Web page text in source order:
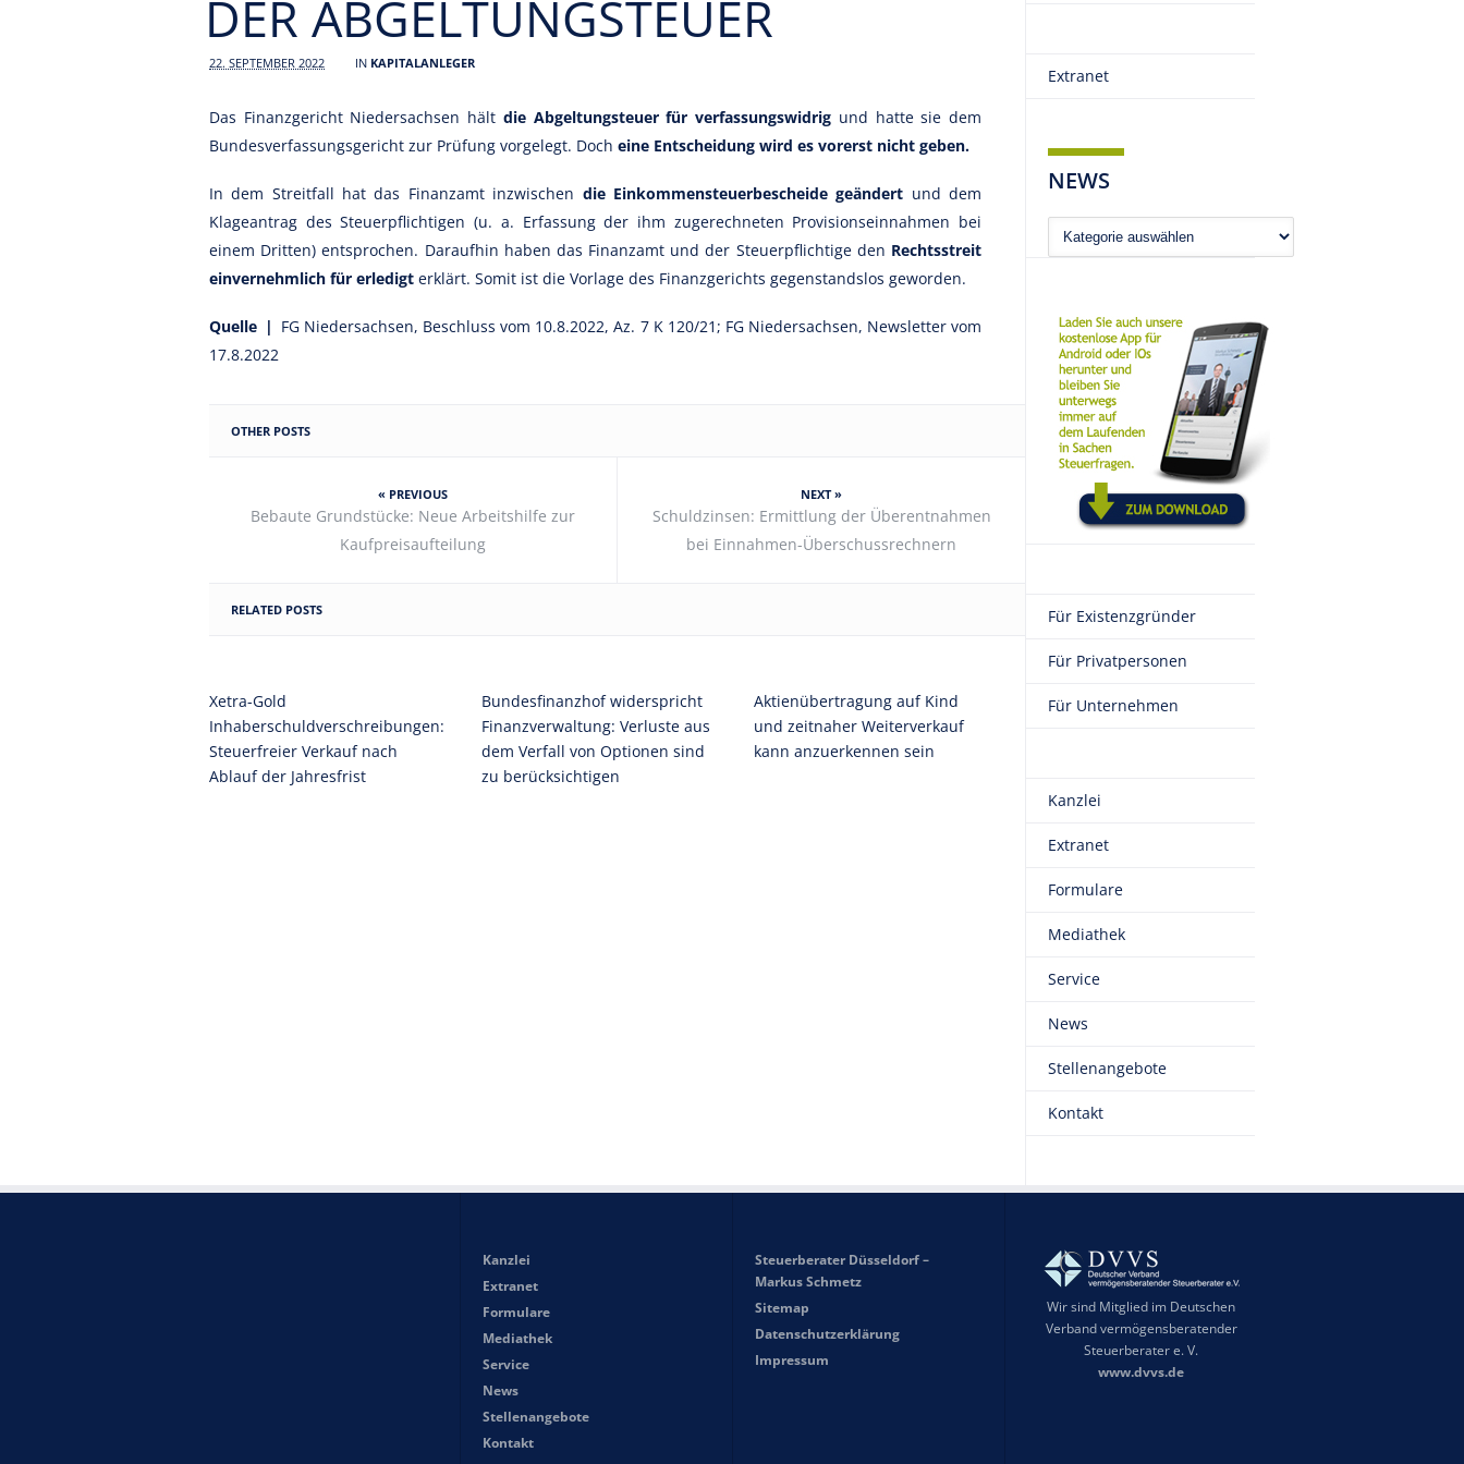
DER ABGELTUNGSTEUER
22. SEPTEMBER 2022 IN KAPITALANLEGER
Das Finanzgericht Niedersachsen hält die Abgeltungsteuer für verfassungswidrig und hatte sie dem
Bundesverfassungsgericht zur Prüfung vorgelegt. Doch eine Entscheidung wird es vorerst nicht geben.
In dem Streitfall hat das Finanzamt inzwischen die Einkommensteuerbescheide geändert und dem
Klageantrag des Steuerpflichtigen (u. a. Erfassung der ihm zugerechneten Provisionseinnahmen bei
einem Dritten) entsprochen. Daraufhin haben das Finanzamt und der Steuerpflichtige den Rechtsstreit
einvernehmlich für erledigt erklärt. Somit ist die Vorlage des Finanzgerichts gegenstandslos geworden.
Quelle | FG Niedersachsen, Beschluss vom 10.8.2022, Az. 7 K 120/21; FG Niedersachsen, Newsletter vom
17.8.2022
OTHER POSTS
« PREVIOUS
Bebaute Grundstücke: Neue Arbeitshilfe zur
Kaufpreisaufteilung
NEXT »
Schuldzinsen: Ermittlung der Überentnahmen
bei Einnahmen-Überschussrechnern
RELATED POSTS
Xetra-Gold
Inhaberschuldverschreibungen:
Steuerfreier Verkauf nach
Ablauf der Jahresfrist
Bundesfinanzhof widerspricht
Finanzverwaltung: Verluste aus
dem Verfall von Optionen sind
zu berücksichtigen
Aktienübertragung auf Kind
und zeitnaher Weiterverkauf
kann anzuerkennen sein
Extranet
NEWS
News
Für Existenzgründer
Für Privatpersonen
Für Unternehmen
Kanzlei
Extranet
Formulare
Mediathek
Service
News
Stellenangebote
Kontakt
Kanzlei
Extranet
Formulare
Mediathek
Service
News
Stellenangebote
Kontakt
Steuerberater Düsseldorf –
Markus Schmetz
Sitemap
Datenschutzerklärung
Impressum
Wir sind Mitglied im Deutschen
Verband vermögensberatender
Steuerberater e. V.
www.dvvs.de